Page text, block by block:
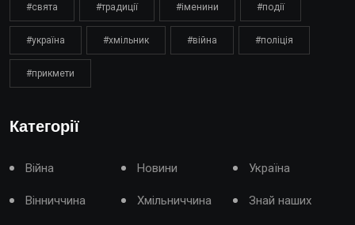
#свята #традиції #іменини #події
#україна #хмільник #війна #поліція
#прикмети
Категорії
Війна Новини Україна
Вінниччина Хмільниччина Знай наших